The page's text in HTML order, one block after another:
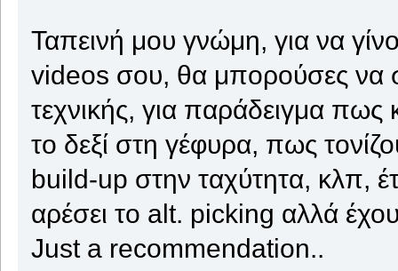
Ταπεινή μου γνώμη, για να
videos σου, θα μπορούσες να
τεχνικής, για παράδειγμα
το δεξί στη γέφυρα, πως
build-up στην ταχύτητα, κλπ,
αρέσει το alt. picking αλλά
Just a recommendation..